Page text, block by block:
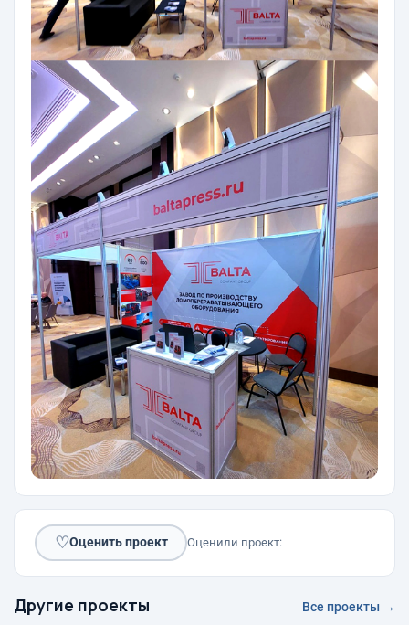
♡Оценить проект Оценили проект:
Другие проекты Все проекты →